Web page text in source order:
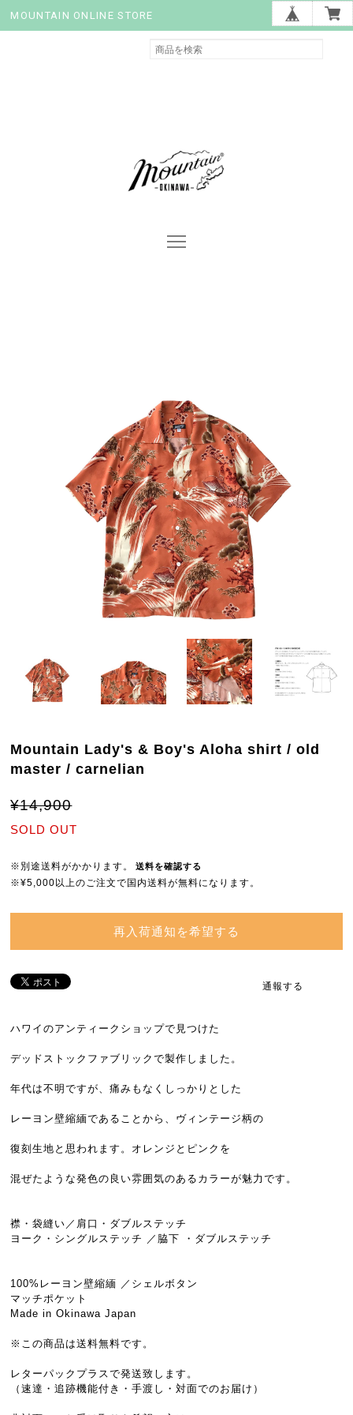
MOUNTAIN ONLINE STORE
Mountain Lady's & Boy's Aloha shirt / old
master / carnelian
¥14,900
SOLD OUT
※別途送料がかかります。 送料を確認する
※¥5,000以上のご注文で国内送料が無料になります。
再入荷通知を希望する
通報する
ハワイのアンティークショップで見つけた
デッドストックファブリックで製作しました。
年代は不明ですが、痛みもなくしっかりとした
レーヨン壁縮緬であることから、ヴィンテージ柄の
復刻生地と思われます。オレンジとピンクを
混ぜたような発色の良い雰囲気のあるカラーが魅力です。
襟・袋縫い／肩口・ダブルステッチ
ヨーク・シングルステッチ ／脇下 ・ダブルステッチ
100%レーヨン壁縮緬 ／シェルボタン
マッチポケット
Made in Okinawa Japan
※この商品は送料無料です。
レターパックプラスで発送致します。
（速達・追跡機能付き・手渡し・対面でのお届け）